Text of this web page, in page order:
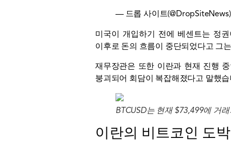
— 드롭 사이트
미국이 개입하기 전에 베센트는 정
이후로 돈의 흐름이 중단되었다고 그
재무장관은 또한 이란과 현재 진행
붕괴되어 회담이 복잡해졌다고 말했
BTCUSD는 현재 $73,499에 거
이란의 비트코인 ​​도박